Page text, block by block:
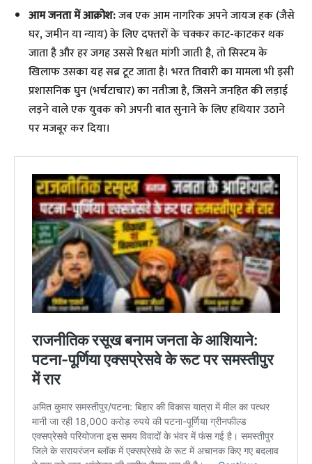
आम जनता में आक्रोश:जब एक आम नागरिक अपने जायज हक (जैसे
घर, जमीन या न्याय) के लिए दफ्तरों के चक्कर काट-काटकर थक
जाता है और हर जगह उससे रिश्वत मांगी जाती है, तो सिस्टम के
खिलाफ उसका यह सब्र टूट जाता है। भरत तिवारी का मामला भी इसी
प्रशासनिक घुन (भर्चटाचार) का नतीजा है, जिसने जनहित की लड़ाई
लड़ने वाले एक युवक को अपनी बात सुनाने के लिए हथियार उठाने
पर मजबूर कर दिया।